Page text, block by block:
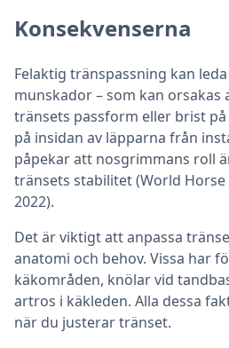
Konsekvenserna
Felaktig tränspassning kan
munskador – som kan orsakas
tränsets passform eller brist
på insidan av läpparna från
påpekar att nosgrimmans roll
tränsets stabilitet (World Horse
2022).
Det är viktigt att anpassa
anatomi och behov. Vissa har
käkområden, knölar vid
artros i käkleden. Alla dessa
när du justerar tränset.